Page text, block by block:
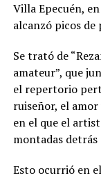
Villa Epecuén,
alcanzó picos de
Se trató de
amateur”, que
el repertorio
ruiseñor, el
en el que el
montadas detrás
Esto ocurrió en